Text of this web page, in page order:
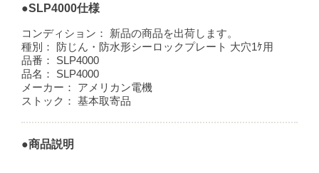
●SLP4000仕様
コンディション：
新品の商品を出荷します。
種別：
防じん・防水形シーロックプレート 大穴1ｹ用
品番：
SLP4000
品名：
SLP4000
メーカー：
アメリカン電機
ストック：
基本取寄品
●商品説明